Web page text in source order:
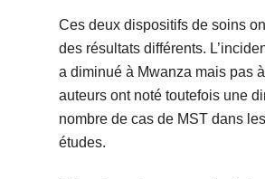
Ces deux dispositifs de soins
des résultats différents.
a diminué à Mwanza mais pas
auteurs ont noté toutefois une
nombre de cas de MST dans
études.